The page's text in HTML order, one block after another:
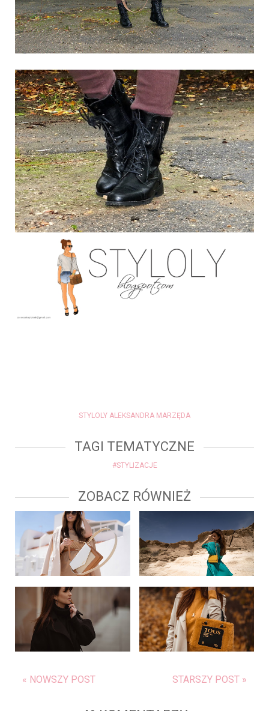
STYLOLY ALEKSANDRA MARZĘDA
TAGI TEMATYCZNE
#STYLIZACJE
ZOBACZ RÓWNIEŻ
« NOWSZY POST STARSZY POST »